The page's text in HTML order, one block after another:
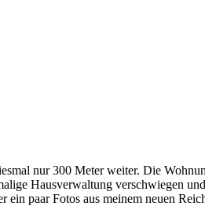
nur 300 Meter weiter. Die
Hausverwaltung verschwiegen
paar Fotos aus meinem neuen